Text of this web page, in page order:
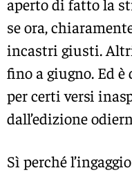
aperto di fatto la
se ora,
incastri giusti.
fino a giugno. Ed è
per certi versi
dall’edizione
Sì perché